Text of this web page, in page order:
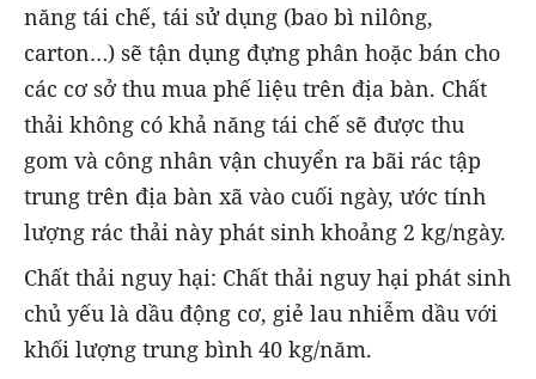
năng tái chế, tái sử dụng (bao bì nilông,
carton…) sẽ tận dụng đựng phân hoặc bán cho
các cơ sở thu mua phế liệu trên địa bàn. Chất
thải không có khả năng tái chế sẽ được thu
gom và công nhân vận chuyển ra bãi rác tập
trung trên địa bàn xã vào cuối ngày, ước tính
lượng rác thải này phát sinh khoảng 2 kg/ngày.
Chất thải nguy hại: Chất thải nguy hại phát sinh
chủ yếu là dầu động cơ, giẻ lau nhiễm dầu với
khối lượng trung bình 40 kg/năm.